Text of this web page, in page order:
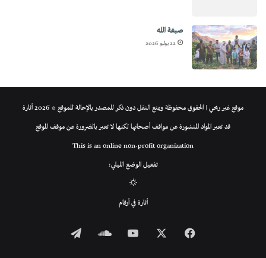
صبغة الله
22 يوليو 2026
موقع غير ربحي | الحقوق محفوظة ويمنع النقل دون ذكر للمصدر بالإحالة للموقع © 2026 أثارة
قد تعبر المواد المنشورة عن مواقف أصحابها لكنها لا تعبر بالضرورة عن موقف الموقع
This is an online non-profit organization
تفعيل الوضع الليلي:
المظلم
أثارة في أرقام
فيسبوك ‫YouTubeساوند